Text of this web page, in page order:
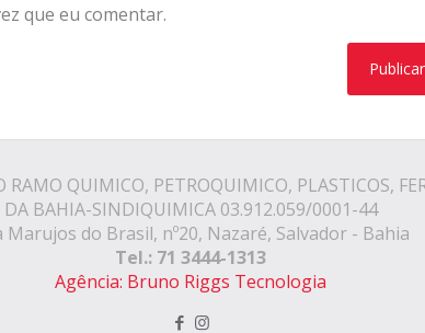
que eu comentar.
QUIMICO, PETROQUIMICO, PLASTICOS,
DA BAHIA-SINDIQUIMICA 03.912.059/0001-44
Marujos do Brasil, nº20, Nazaré, Salvador - Bahia
Tel.: 71 3444-1313
Agência: Bruno Riggs Tecnologia